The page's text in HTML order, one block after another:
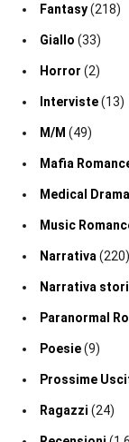
Fantasy(218)
Giallo (33)
Horror (2)
Interviste(13)
M/M (49)
Mafia
Medical Drama
Music
Narrativa (220)
Narrativa
Paranormal
Poesie(9)
Prossime
Ragazzi (24)